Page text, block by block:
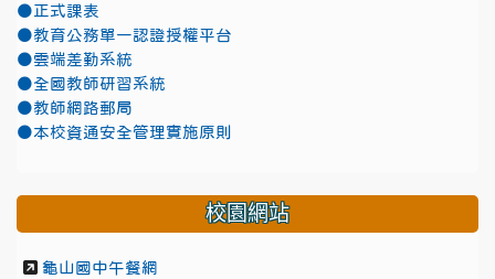
●正式課表
●教育公務單一認證授權平台
●雲端差勤系統
●全國教師研習系統
●教師網路郵局
●本校資通安全管理實施原則
校園網站
龜山國中午餐網